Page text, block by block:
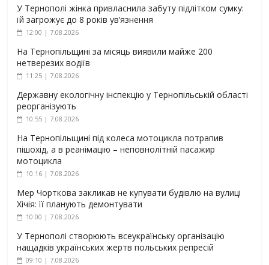
У Тернополі жінка привласнила забуту підлітком сумку:
їй загрожує до 8 років ув’язнення
12:00 | 7.08.2026
На Тернопільщині за місяць виявили майже 200
нетверезих водіїв
11:25 | 7.08.2026
Державну екологічну інспекцію у Тернопільській області
реорганізують
10:55 | 7.08.2026
На Тернопільщині під колеса мотоцикла потрапив
пішохід, а в реанімацію – неповнолітній пасажир
мотоцикла
10:16 | 7.08.2026
Мер Чорткова закликав не купувати будівлю на вулиці
Хічія: її планують демонтувати
10:00 | 7.08.2026
У Тернополі створюють всеукраїнську організацію
нащадків українських жертв польських репресій
09:10 | 7.08.2026